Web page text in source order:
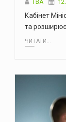
ТВА
Кабінет
та
ЧИТАТИ...